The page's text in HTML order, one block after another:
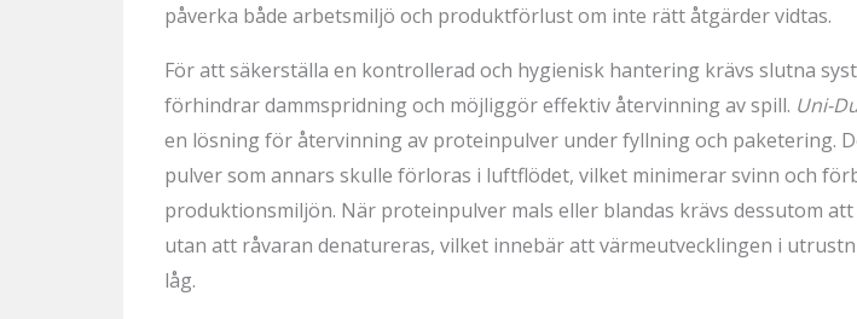
påverka både arbetsmiljö och produktförlust om inte rätt åtgärder vidtas.
För att säkerställa en kontrollerad och hygienisk hantering krävs slutna
förhindrar dammspridning och möjliggör effektiv återvinning av spill. Uni-
en lösning för återvinning av proteinpulver under fyllning och paketering.
pulver som annars skulle förloras i luftflödet, vilket minimerar svinn och
produktionsmiljön. När proteinpulver mals eller blandas krävs dessutom
utan att råvaran denatureras, vilket innebär att värmeutvecklingen i
låg.